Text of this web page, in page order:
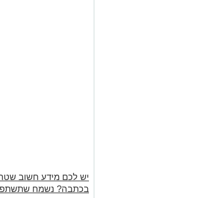
יש לכם מידע חשוב
בכתבה? נשמח שתשתפו